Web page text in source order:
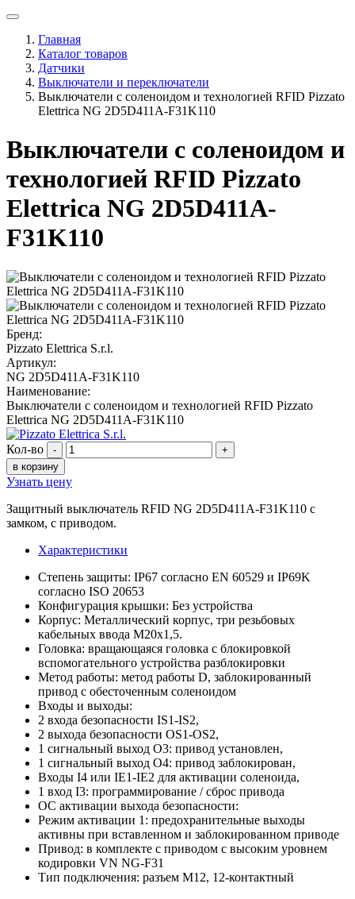
Главная
Каталог товаров
Датчики
Выключатели и переключатели
Выключатели с соленоидом и технологией RFID Pizzato
Elettrica NG 2D5D411A-F31K110
Выключатели с соленоидом и
технологией RFID Pizzato
Elettrica NG 2D5D411A-
F31K110
Бренд:
Pizzato Elettrica S.r.l.
Артикул:
NG 2D5D411A-F31K110
Наименование:
Выключатели с соленоидом и технологией RFID Pizzato
Elettrica NG 2D5D411A-F31K110
Кол-во -
+
в корзину
Узнать цену
Защитный выключатель RFID NG 2D5D411A-F31K110 с
замком, с приводом.
Характеристики
Степень защиты: IP67 согласно EN 60529 и IP69K
согласно ISO 20653
Конфигурация крышки: Без устройства
Корпус: Металлический корпус, три резьбовых
кабельных ввода M20x1,5.
Головка: вращающаяся головка с блокировкой
вспомогательного устройства разблокировки
Метод работы: метод работы D, заблокированный
привод с обесточенным соленоидом
Входы и выходы:
2 входа безопасности IS1-IS2,
2 выхода безопасности OS1-OS2,
1 сигнальный выход O3: привод установлен,
1 сигнальный выход O4: привод заблокирован,
Входы I4 или IE1-IE2 для активации соленоида,
1 вход I3: программирование / сброс привода
ОС активации выхода безопасности:
Режим активации 1: предохранительные выходы
активны при вставленном и заблокированном приводе
Привод: в комплекте с приводом с высоким уровнем
кодировки VN NG-F31
Тип подключения: разъем M12, 12-контактный